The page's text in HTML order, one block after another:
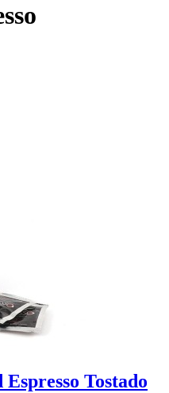
Tostado